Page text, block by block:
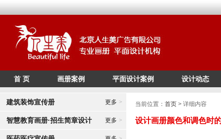
/* */
首 页 画册案例 平面设计案例 设计动态
建筑装饰宣传册 更多 >
智慧教育画册·招生简章设计 更多 >
当前位置： 首页 > 详细内容
设计画册颜色和调色时